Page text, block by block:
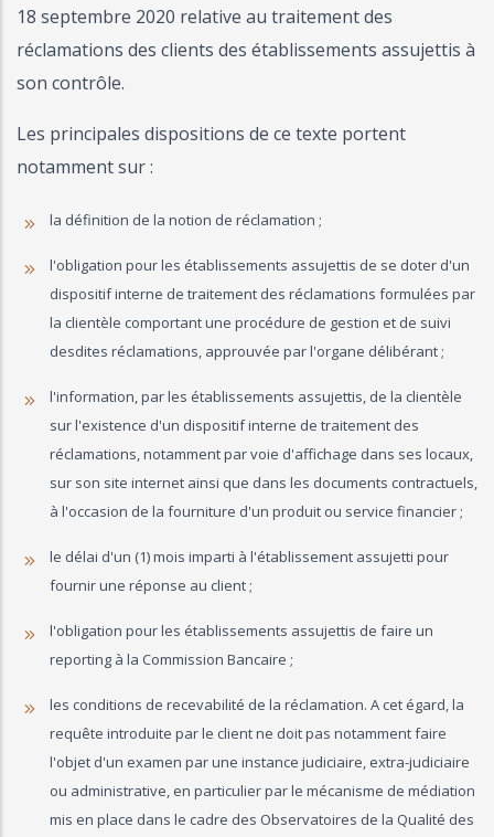
18 septembre 2020 relative au traitement des
réclamations des clients des établissements assujettis à
son contrôle.
Les principales dispositions de ce texte portent
notamment sur :
la définition de la notion de réclamation ;
l'obligation pour les établissements assujettis de se doter d'un
dispositif interne de traitement des réclamations formulées par
la clientèle comportant une procédure de gestion et de suivi
desdites réclamations, approuvée par l'organe délibérant ;
l'information, par les établissements assujettis, de la clientèle
sur l'existence d'un dispositif interne de traitement des
réclamations, notamment par voie d'affichage dans ses locaux,
sur son site internet ainsi que dans les documents contractuels,
à l'occasion de la fourniture d'un produit ou service financier ;
le délai d'un (1) mois imparti à l'établissement assujetti pour
fournir une réponse au client ;
l'obligation pour les établissements assujettis de faire un
reporting à la Commission Bancaire ;
les conditions de recevabilité de la réclamation. A cet égard, la
requête introduite par le client ne doit pas notamment faire
l'objet d'un examen par une instance judiciaire, extra-judiciaire
ou administrative, en particulier par le mécanisme de médiation
mis en place dans le cadre des Observatoires de la Qualité des